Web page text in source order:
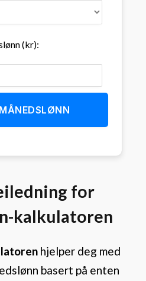
(kr):
for
kalkulatoren
hjelper deg med
basert på enten